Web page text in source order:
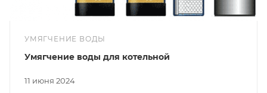
УМЯГЧЕНИЕ ВОДЫ
11 июня 2024
Умягчение воды для котельной